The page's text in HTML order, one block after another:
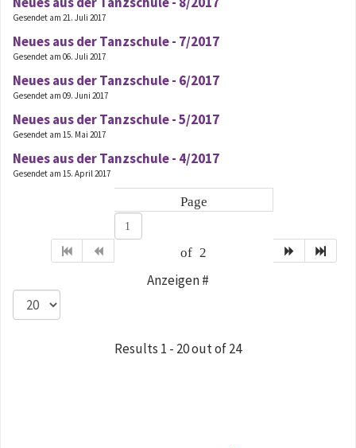
Gesendet am 21. Juli 2017
Neues aus der Tanzschule - 7/2017
Gesendet am 06. Juli 2017
Neues aus der Tanzschule - 6/2017
Gesendet am 09. Juni 2017
Neues aus der Tanzschule - 5/2017
Gesendet am 15. Mai 2017
Neues aus der Tanzschule - 4/2017
Gesendet am 15. April 2017
Page
of 2
Anzeigen #
Results 1 - 20 out of 24